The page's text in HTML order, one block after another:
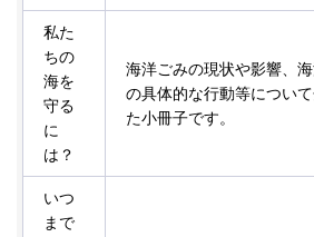
私た
ちの
海を
守る
に
は？
海洋ごみの現状や影響、
の具体的な行動等につい
た小冊子です。
いつ
まで